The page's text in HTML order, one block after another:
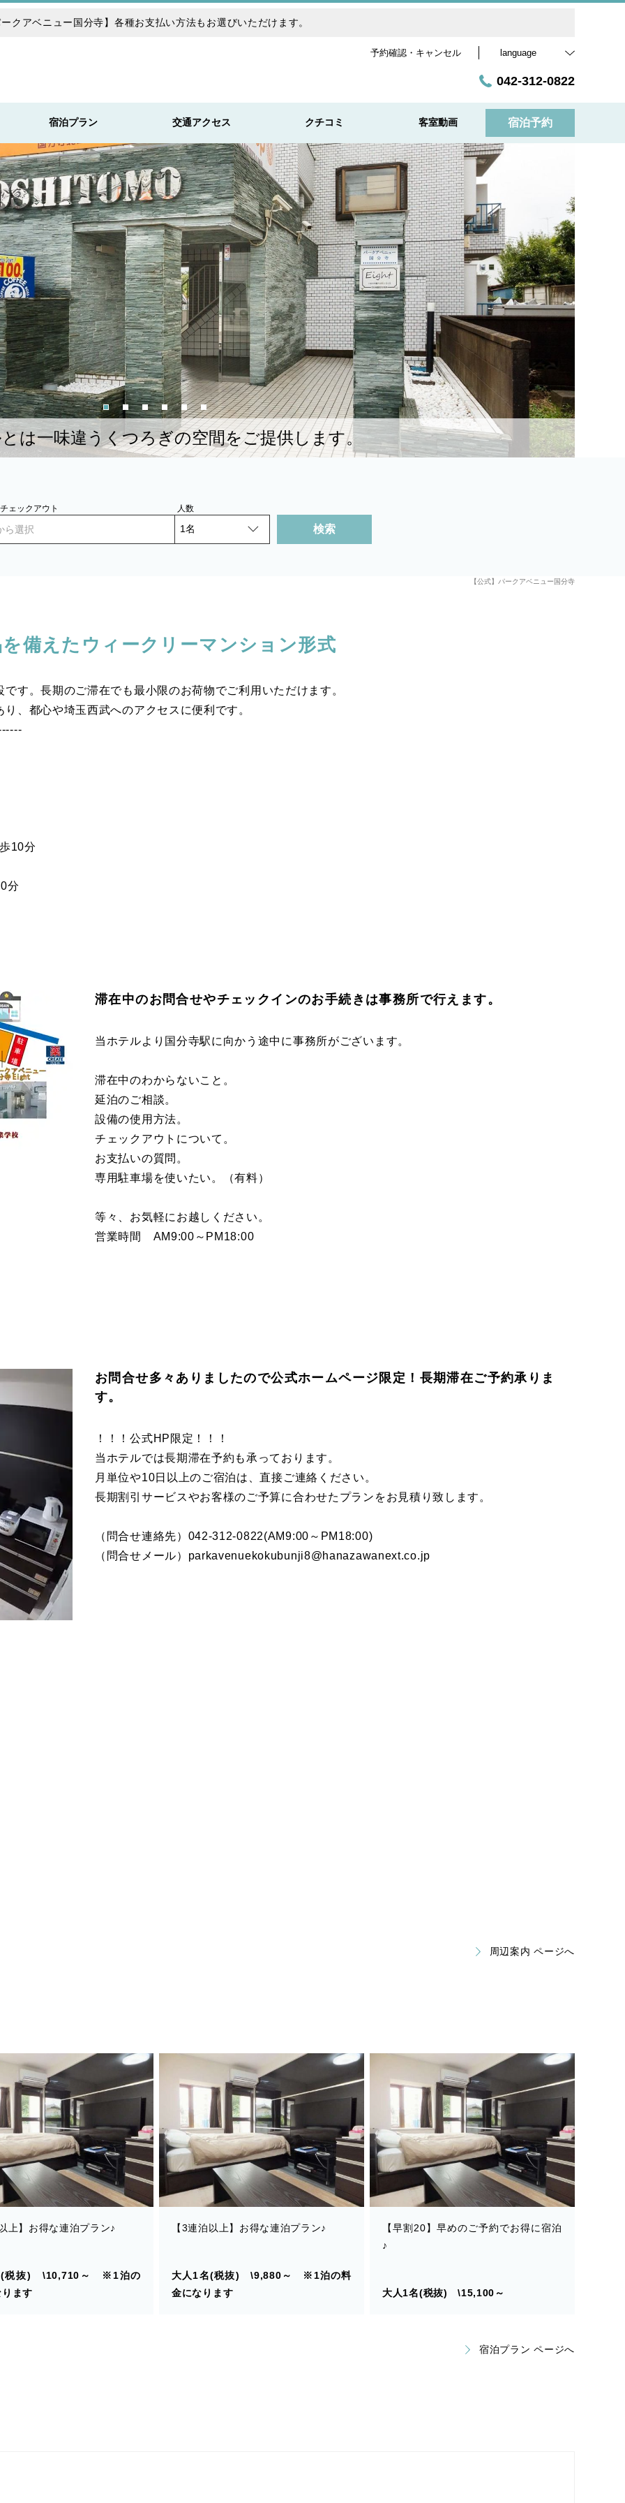
アベニュー国分寺】各種お支払い方法もお選びいただけます。
予約確認・キャンセル language
042-312-0822
宿泊プラン 交通アクセス クチコミ 客室動画 宿泊予約
は一味違うくつろぎの空間をご提供します。
ェックアウト
ら選択
人数
検索
【公式】パークアベニュー国分寺
備えたウィークリーマンション形式
す。長期のご滞在でも最小限のお荷物でご利用いただけます。
、都心や埼玉西武へのアクセスに便利です。
10分
分
滞在中のお問合せやチェックインのお手続きは事務所で行えます。
当ホテルより国分寺駅に向かう途中に事務所がございます。
滞在中のわからないこと。
延泊のご相談。
設備の使用方法。
チェックアウトについて。
お支払いの質問。
専用駐車場を使いたい。（有料）
等々、お気軽にお越しください。
営業時間 AM9:00～PM18:00
お問合せ多々ありましたので公式ホームページ限定！長期滞在ご予約承りま
す。
！！！公式HP限定！！！
当ホテルでは長期滞在予約も承っております。
月単位や10日以上のご宿泊は、直接ご連絡ください。
長期割引サービスやお客様のご予算に合わせたプランをお見積り致します。
（問合せ連絡先）042-312-0822(AM9:00～PM18:00)
（問合せメール）parkavenuekokubunji8@hanazawanext.co.jp
周辺案内 ページへ
上】お得な連泊プラン♪
(税抜) \10,710～ ※1泊の
ます
【3連泊以上】お得な連泊プラン♪
大人1名(税抜) \9,880～ ※1泊の料
金になります
【早割20】早めのご予約でお得に宿泊
♪
大人1名(税抜) \15,100～
宿泊プラン ページへ